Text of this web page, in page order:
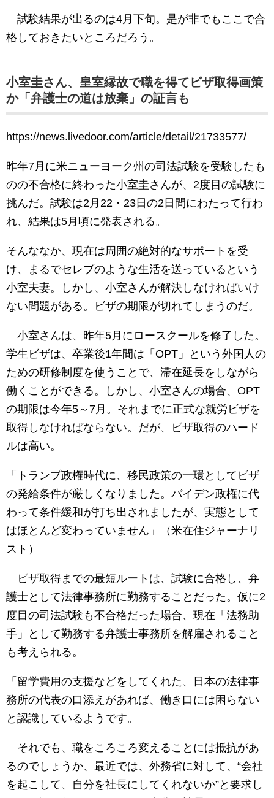
試験結果が出るのは4月下旬。是が非でもここで合
格しておきたいところだろう。
小室圭さん、皇室縁故で職を得てビザ取得画策
か「弁護士の道は放棄」の証言も
https://news.livedoor.com/article/detail/21733577/
昨年7月に米ニューヨーク州の司法試験を受験したも
のの不合格に終わった小室圭さんが、2度目の試験に
挑んだ。試験は2月22・23日の2日間にわたって行わ
れ、結果は5月頃に発表される。
そんななか、現在は周囲の絶対的なサポートを受
け、まるでセレブのような生活を送っているという
小室夫妻。しかし、小室さんが解決しなければいけ
ない問題がある。ビザの期限が切れてしまうのだ。
小室さんは、昨年5月にロースクールを修了した。
学生ビザは、卒業後1年間は「OPT」という外国人の
ための研修制度を使うことで、滞在延長をしながら
働くことができる。しかし、小室さんの場合、OPT
の期限は今年5～7月。それまでに正式な就労ビザを
取得しなければならない。だが、ビザ取得のハード
ルは高い。
「トランプ政権時代に、移民政策の一環としてビザ
の発給条件が厳しくなりました。バイデン政権に代
わって条件緩和が打ち出されましたが、実態として
はほとんど変わっていません」（米在住ジャーナリ
スト）
ビザ取得までの最短ルートは、試験に合格し、弁
護士として法律事務所に勤務することだった。仮に2
度目の司法試験も不合格だった場合、現在「法務助
手」として勤務する弁護士事務所を解雇されること
も考えられる。
「留学費用の支援などをしてくれた、日本の法律事
務所の代表の口添えがあれば、働き口には困らない
と認識しているようです。
それでも、職をころころ変えることには抵抗があ
るのでしょうか、最近では、外務省に対して、“会社
を起こして、自分を社長にしてくれないか”と要求し